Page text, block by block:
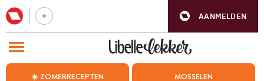
AANMELDEN
☀️ ZOMERRECEPTEN MOSSELEN
BEZOEK ONZE ANDERE WEBSITES